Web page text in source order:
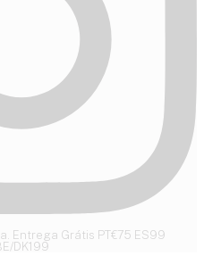
Entrega Grátis PT€75 ES99
DK199